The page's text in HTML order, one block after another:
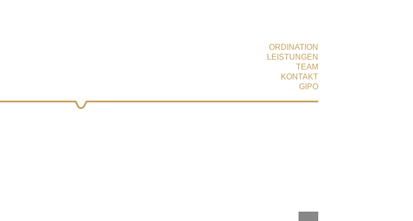
ORDINATION
LEISTUNGEN
TEAM
KONTAKT
GIPO